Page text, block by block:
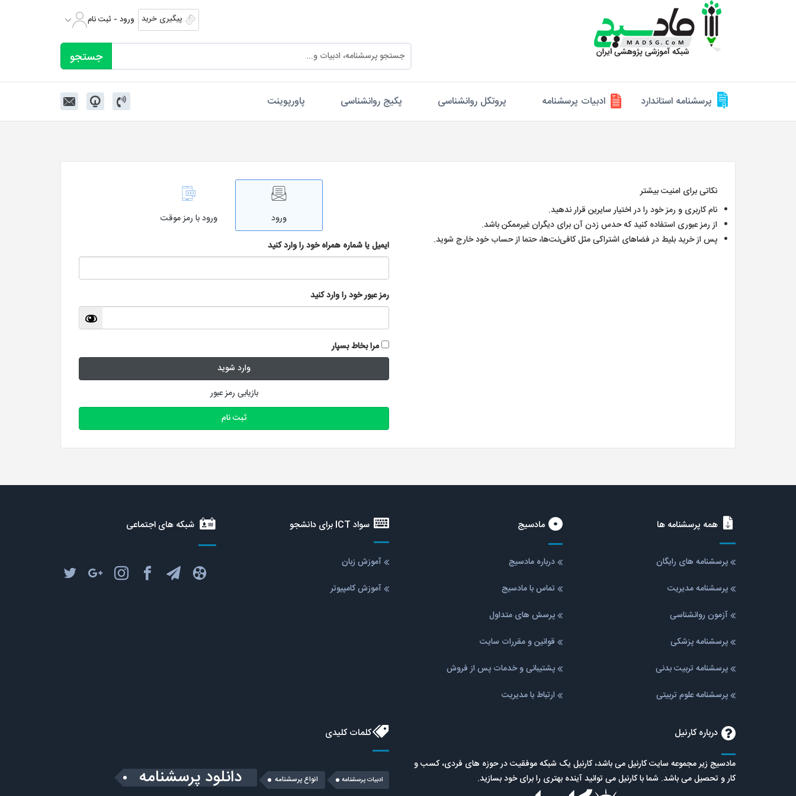
پیگیری خرید ورود - ثبت نام
پرسشنامه استاندارد ادبیات پرسشنامه پروتکل روانشناسی پکیج روانشناسی پاورپوینت
نکاتی برای امنیت بیشتر
نام کاربری و رمز خود را در اختیار سایرین قرار ندهید.
از رمز عبوری استفاده کنید که حدس زدن آن برای دیگران غیرممکن باشد.
پس از خرید بلیط در فضاهای اشتراکی مثل کافی‌نت‌ها، حتما از حساب خود خارج شوید.
ورود
ورود با رمز موقت
ایمیل یا شماره همراه خود را وارد کنید
رمز عبور خود را وارد کنید
مرا بخاط بسپار
وارد شوید
بازیابی رمز عبور
ثبت نام
همه پرسشنامه ها
پرسشنامه های رایگان
پرسشنامه مدیریت
آزمون روانشناسی
پرسشنامه پزشکی
پرسشنامه تربیت بدنی
پرسشنامه علوم تربیتی
مادسیج
درباره مادسیج
تماس با مادسیج
پرسش های متداول
قوانین و مقررات سایت
پشتیبانی و خدمات پس از فروش
ارتباط با مدیریت
سواد ICT برای دانشجو
آموزش زبان
آموزش کامپیوتر
شبکه های اجتماعی
درباره کارنیل
مادسیج زیر مجموعه سایت کارنیل می باشد، کارنیل یک شبکه موفقیت در حوزه های فردی، کسب و
کار و تحصیل می باشد. شما با کارنیل می توانید آینده بهتری را برای خود بسازید.
کلمات کلیدی
ادبیات پرسشنامه انواع پرسشنامه دانلود پرسشنامه